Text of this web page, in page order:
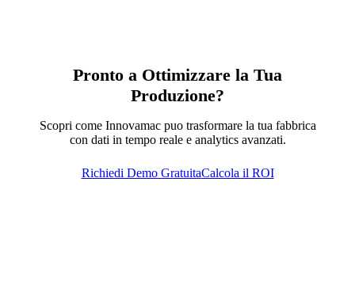
Pronto a Ottimizzare la Tua
Produzione?
Scopri come Innovamac puo trasformare la tua fabbrica
con dati in tempo reale e analytics avanzati.
Richiedi Demo GratuitaCalcola il ROI